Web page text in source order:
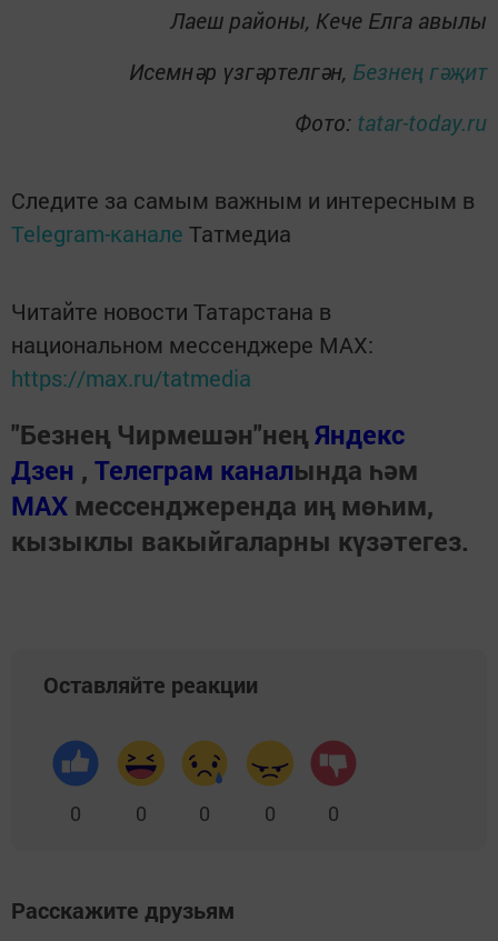
Лаеш районы, Кече Елга авылы
Исемнәр үзгәртелгән, Безнең гәҗит
Фото: tatar-today.ru
Следите за самым важным и интересным в
Telegram-канале Татмедиа
Читайте новости Татарстана в
национальном мессенджере MАХ:
https://max.ru/tatmedia
"Безнең Чирмешән"неңЯндекс
Дзен , Телеграм каналында һәм
МАХ мессенджеренда иң мөһим,
кызыклы вакыйгаларны күзәтегез.
Оставляйте реакции
0 0 0 0 0
Расскажите друзьям